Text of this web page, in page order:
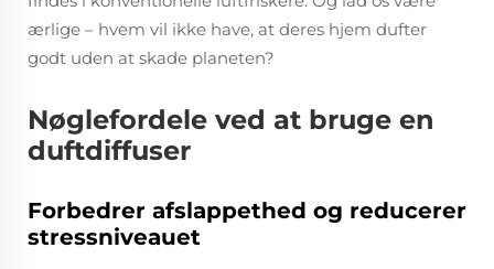
ærlige – hvem vil ikke have, at deres hjem dufter
godt uden at skade planeten?
Nøglefordele ved at bruge en
duftdiffuser
Forbedrer afslappethed og reducerer
stressniveauet